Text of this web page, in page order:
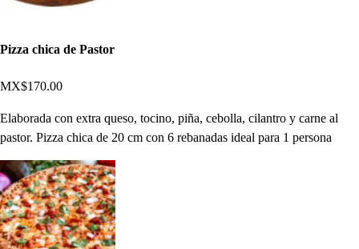
Pizza chica de Pastor
MX$170.00
Elaborada con extra queso, tocino, piña, cebolla, cilantro y carne al
pastor. Pizza chica de 20 cm con 6 rebanadas ideal para 1 persona